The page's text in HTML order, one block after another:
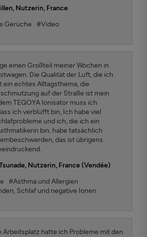
, Nutzerin, France
Gerüche
#Video
einen Großteil meiner Wochen in
Die Qualität der Luft, die ich
ein echtes Alltagsthema, die
auf der Straße ist mein
TEQOYA Ionisator muss ich
ich verblüfft bin, Ich habe viel
und ich, die ich ein
bin, habe tatsächlich
das ist übrigens
, Nutzerin, France (Vendée)
#Asthma und Allergien
Schlaf und negative Ionen
Arbeitsplatz hatte ich Probleme mit den